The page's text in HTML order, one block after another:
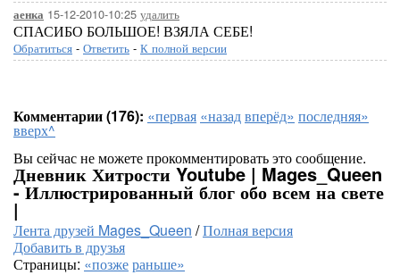
аенка 15-12-2010-10:25 удалить
СПАСИБО БОЛЬШОЕ! ВЗЯЛА СЕБЕ!
Обратиться - Ответить - К полной версии
Комментарии (176): «первая «назадвперёд» последняя»
вверх^
Вы сейчас не можете прокомментировать это сообщение.
Дневник Хитрости Youtube | Mages_Queen
- Иллюстрированный блог обо всем на свете
|
Лента друзей Mages_Queen /Полная версия
Добавить в друзья
Страницы: «позжераньше»